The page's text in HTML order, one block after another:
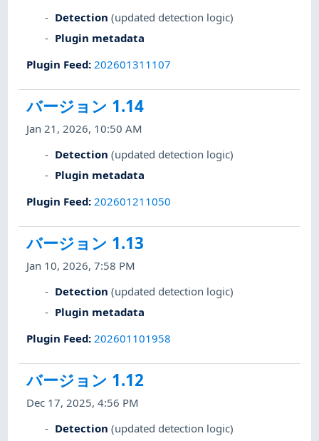
Detection (updated detection logic)
Plugin metadata
Plugin Feed: 202601311107
バージョン 1.14
Jan 21, 2026, 10:50 AM
Detection (updated detection logic)
Plugin metadata
Plugin Feed: 202601211050
バージョン 1.13
Jan 10, 2026, 7:58 PM
Detection (updated detection logic)
Plugin metadata
Plugin Feed: 202601101958
バージョン 1.12
Dec 17, 2025, 4:56 PM
Detection (updated detection logic)